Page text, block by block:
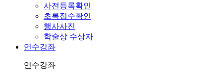
사전등록확인
초록접수확인
행사사진
학술상 수상자
연수강좌
연수강좌